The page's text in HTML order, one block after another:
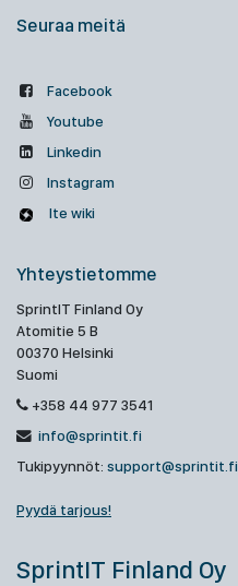
Seuraa meitä
Facebook
Youtube
Linkedin
Instagram
Ite wiki
Yhteystietomme
SprintIT Finland Oy
Atomitie 5 B
00370 Helsinki
Suomi
+358 44 977 3541
info@sprintit.fi
Tukipyynnöt: support@sprintit.fi
Pyydä tarjous!
SprintIT Finland Oy